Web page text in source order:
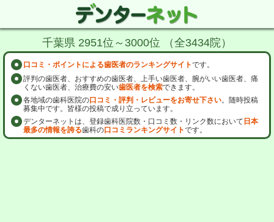
千葉県 2951位～3000位 （全3434院）
口コミ・ポイントによる歯医者のランキングサイトです。
評判の歯医者、おすすめの歯医者、上手い歯医者、腕がいい歯医者、痛
くない歯医者、治療費の安い歯医者を検索できます。
各地域の歯科医院の口コミ・評判・レビューをお寄せ下さい。随時投稿
募集中です。皆様の投稿で成り立っています。
デンターネットは、登録歯科医院数・口コミ数・リンク数において 日本
最多の情報を誇る歯科の口コミランキングサイトです。